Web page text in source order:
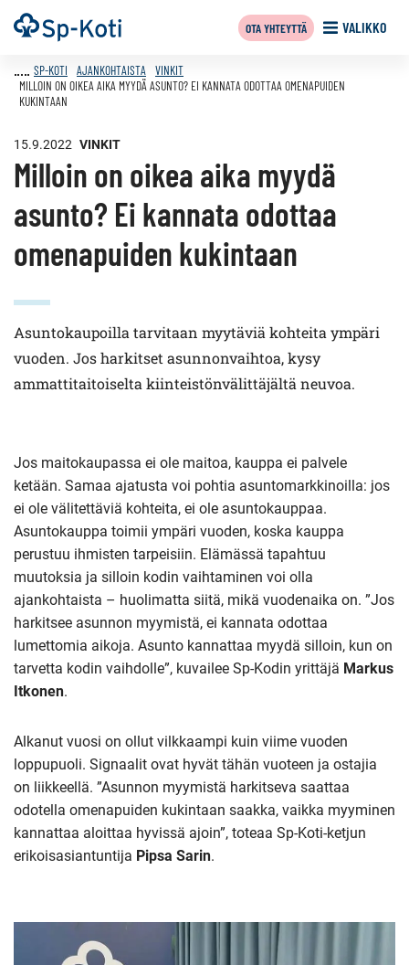
Siirry
sisältöön
Etusivu VALIKKO
OTA YHTEYTTÄ
SP-KOTI AJANKOHTAISTA VINKIT
MILLOIN ON OIKEA AIKA MYYDÄ ASUNTO? EI KANNATA ODOTTAA OMENAPUIDEN
KUKINTAAN
15.9.2022 VINKIT
Milloin on oikea aika myydä
asunto? Ei kannata odottaa
omenapuiden kukintaan
Asuntokaupoilla tarvitaan myytäviä kohteita ympäri
vuoden. Jos harkitset asunnonvaihtoa, kysy
ammattitaitoiselta kiinteistönvälittäjältä neuvoa.
Jos maitokaupassa ei ole maitoa, kauppa ei palvele
ketään. Samaa ajatusta voi pohtia asuntomarkkinoilla: jos
ei ole välitettäviä kohteita, ei ole asuntokauppaa.
Asuntokauppa toimii ympäri vuoden, koska kauppa
perustuu ihmisten tarpeisiin. Elämässä tapahtuu
muutoksia ja silloin kodin vaihtaminen voi olla
ajankohtaista – huolimatta siitä, mikä vuodenaika on. ”Jos
harkitsee asunnon myymistä, ei kannata odottaa
lumettomia aikoja. Asunto kannattaa myydä silloin, kun on
tarvetta kodin vaihdolle”, kuvailee Sp-Kodin yrittäjä Markus
Itkonen.
Alkanut vuosi on ollut vilkkaampi kuin viime vuoden
loppupuoli. Signaalit ovat hyvät tähän vuoteen ja ostajia
on liikkeellä. ”Asunnon myymistä harkitseva saattaa
odotella omenapuiden kukintaan saakka, vaikka myyminen
kannattaa aloittaa hyvissä ajoin”, toteaa Sp-Koti-ketjun
erikoisasiantuntija Pipsa Sarin.